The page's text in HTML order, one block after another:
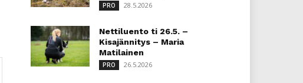
PRO 28.5.2026
Nettiluento ti 26.5. –
Kisajännitys – Maria
Matilainen
PRO 26.5.2026